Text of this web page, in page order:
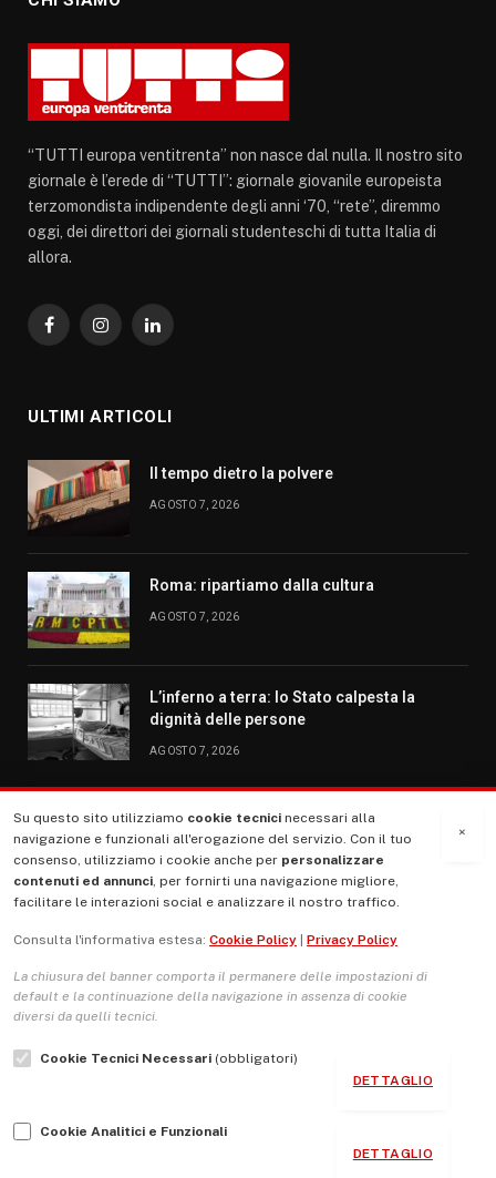
“TUTTI europa ventitrenta” non nasce dal nulla. Il nostro sito
giornale è l’erede di “TUTTI”: giornale giovanile europeista
terzomondista indipendente degli anni ‘70, “rete”, diremmo
oggi, dei direttori dei giornali studenteschi di tutta Italia di
allora.
FacebookInstagramLinkedIn
ULTIMI ARTICOLI
Il tempo dietro la polvere
AGOSTO 7, 2026
Roma: ripartiamo dalla cultura
AGOSTO 7, 2026
L’inferno a terra: lo Stato calpesta la
dignità delle persone
AGOSTO 7, 2026
MENU
La Nostra Storia
Le Copertine
L’Associazione
Indirizzo Socio Politico Culturale
Guida per le autrici e gli autori
×
Su questo sito utilizziamo cookie tecnici necessari alla
navigazione e funzionali all'erogazione del servizio. Con il tuo
consenso, utilizziamo i cookie anche per personalizzare
contenuti ed annunci, per fornirti una navigazione migliore,
facilitare le interazioni social e analizzare il nostro traffico.
Consulta l'informativa estesa: Cookie Policy Privacy Policy
La chiusura del banner comporta il permanere delle impostazioni di
default e la continuazione della navigazione in assenza di cookie
diversi da quelli tecnici.
Cookie Tecnici Necessari (obbligatori)
DETTAGLIO
Cookie Analitici e Funzionali
DETTAGLIO